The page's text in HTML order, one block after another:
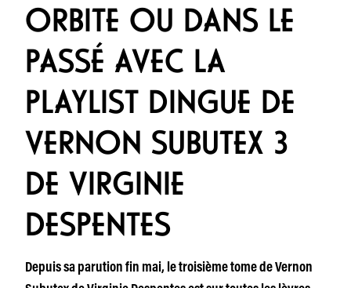
ORBITE OU DANS LE
PASSÉ AVEC LA
PLAYLIST DINGUE DE
VERNON SUBUTEX 3
DE VIRGINIE
DESPENTES
Depuis sa parution fin mai, le troisième tome de Vernon